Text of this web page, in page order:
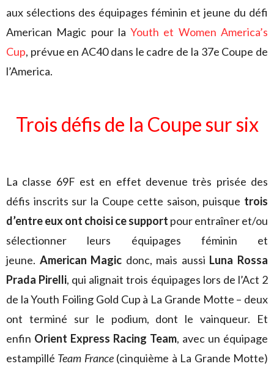
aux sélections des équipages féminin et jeune du défi
American Magic pour laYouth et Women America’s
Cup, prévue en AC40 dans le cadre de la 37e Coupe de
l’America.
Trois défis de la Coupe sur six
La classe 69F est en effet devenue très prisée des
défis inscrits sur la Coupe cette saison, puisque trois
d’entre eux ont choisi ce support pour entraîner et/ou
sélectionner leurs équipages féminin et
jeune. American Magic donc, mais aussi Luna Rossa
Prada Pirelli, qui alignait trois équipages lors de l’Act 2
de la Youth Foiling Gold Cup à La Grande Motte – deux
ont terminé sur le podium, dont le vainqueur. Et
enfin Orient Express Racing Team, avec un équipage
estampillé Team France(cinquième à La Grande Motte)